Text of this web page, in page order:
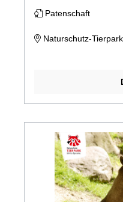
Patenschaft
Naturschutz-